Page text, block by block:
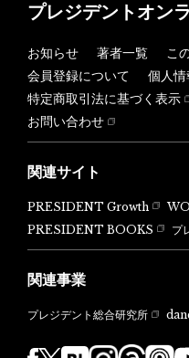
プレジデントオン
お知らせ 著者一覧
こ
会員登録について
個人
特定商取引法に基づく表示
お問い合わせ
関連サイト
PRESIDENT Growth
PRESIDENT BOOKS
プ
関連事業
プレジデント総合研究所